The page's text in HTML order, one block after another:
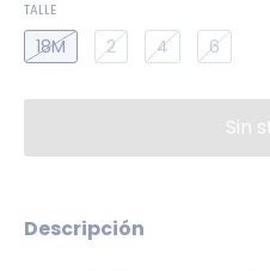
TALLE
18M 2 4 6
Descripción